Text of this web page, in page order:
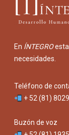
En ÍNTEGRO
necesidades.
Teléfono de
+ 52 (81)
Buzón de voz